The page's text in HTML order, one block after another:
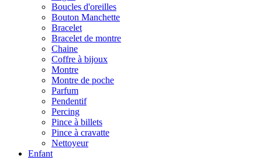
Boucles d'oreilles
Bouton Manchette
Bracelet
Bracelet de montre
Chaine
Coffre à bijoux
Montre
Montre de poche
Parfum
Pendentif
Percing
Pince à billets
Pince à cravatte
Nettoyeur
Enfant